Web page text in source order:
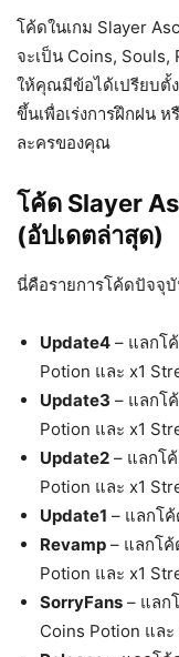
โค้ดในเกม Slayer
จะเป็น Coins, Souls,
ให้คุณมีข้อได้เปรียบตั้
ขึ้นเพื่อเร่งการฝึกฝน
ละครของคุณ
โค้ด Slayer
(อัปเดตล่าสุด)
นี่คือรายการโค้ดปัจจุ
Update4 – แลกโ
Potion และ x1
Update3 – แลกโ
Potion และ x1
Update2 – แลกโ
Potion และ x1
Update1 – แลกโค้
Revamp – แลกโค้
Potion และ x1
SorryFans – แลก
Coins Potion แล